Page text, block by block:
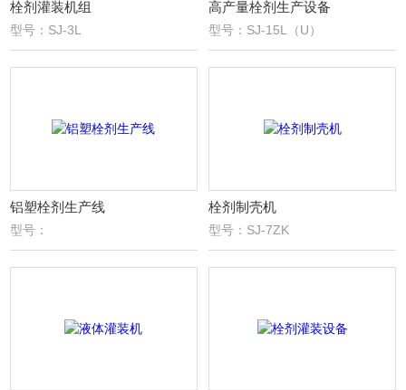
栓剂灌装机组
型号：SJ-3L
高产量栓剂生产设备
型号：SJ-15L（U）
铝塑栓剂生产线
型号：
栓剂制壳机
型号：SJ-7ZK